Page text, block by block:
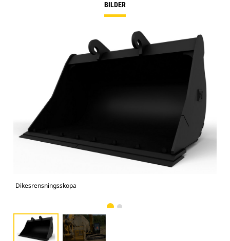
BILDER
Dikesrensningsskopa